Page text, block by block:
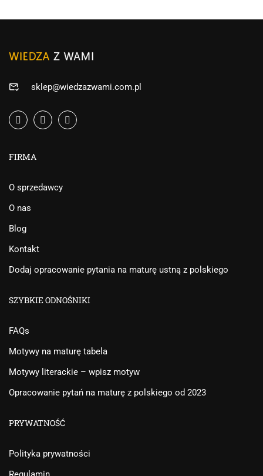
sklep@wiedzazwami.com.pl
FIRMA
O sprzedawcy
O nas
Blog
Kontakt
Dodaj opracowanie pytania na maturę ustną z polskiego
SZYBKIE ODNOŚNIKI
FAQs
Motywy na maturę tabela
Motywy literackie – wpisz motyw
Opracowanie pytań na maturę z polskiego od 2023
PRYWATNOŚĆ
Polityka prywatności